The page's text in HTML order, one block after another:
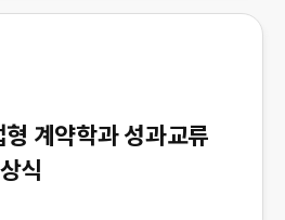
계약학과 성과교류
식